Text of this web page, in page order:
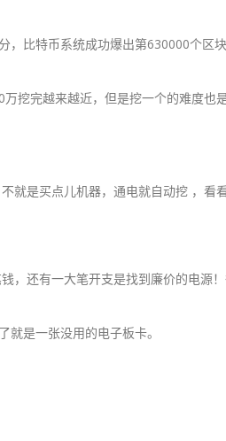
，比特币系统成功爆出第630000个区
挖完越来越近，但是挖一个的难度也
就是买点儿机器，通电就自动挖 ，看
，还有一大笔开支是找到廉价的电源
就是一张没用的电子板卡。